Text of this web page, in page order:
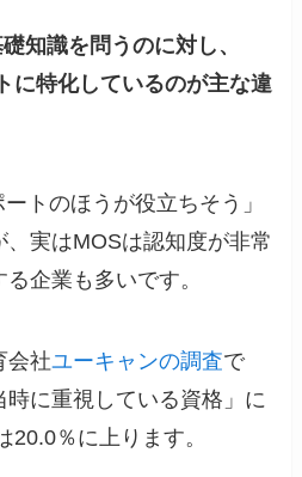
知識を問うのに対し、
に特化しているのが主な違
トのほうが役立ちそう」
、実はMOSは認知度が非常
企業も多いです。
会社ユーキャンの調査で
に重視している資格」に
20.0％に上ります。